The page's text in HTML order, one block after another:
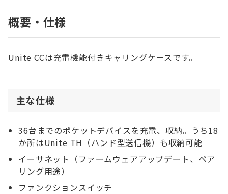
概要・仕様
Unite CCは充電機能付きキャリングケースです。
主な仕様
36台までのポケットデバイスを充電、収納。うち18
か所はUnite TH（ハンド型送信機）も収納可能
イーサネット（ファームウェアアップデート、ペア
リング用途）
ファンクションスイッチ